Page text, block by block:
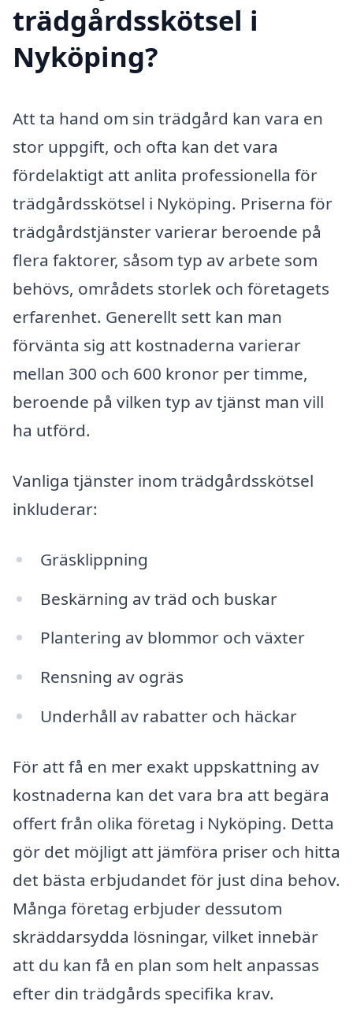
trädgårdsskötsel i
Nyköping?
Att ta hand om sin trädgård kan vara en
stor uppgift, och ofta kan det vara
fördelaktigt att anlita professionella för
trädgårdsskötsel i Nyköping. Priserna för
trädgårdstjänster varierar beroende på
flera faktorer, såsom typ av arbete som
behövs, områdets storlek och företagets
erfarenhet. Generellt sett kan man
förvänta sig att kostnaderna varierar
mellan 300 och 600 kronor per timme,
beroende på vilken typ av tjänst man vill
ha utförd.
Vanliga tjänster inom trädgårdsskötsel
inkluderar:
Gräsklippning
Beskärning av träd och buskar
Plantering av blommor och växter
Rensning av ogräs
Underhåll av rabatter och häckar
För att få en mer exakt uppskattning av
kostnaderna kan det vara bra att begära
offert från olika företag i Nyköping. Detta
gör det möjligt att jämföra priser och hitta
det bästa erbjudandet för just dina behov.
Många företag erbjuder dessutom
skräddarsydda lösningar, vilket innebär
att du kan få en plan som helt anpassas
efter din trädgårds specifika krav.